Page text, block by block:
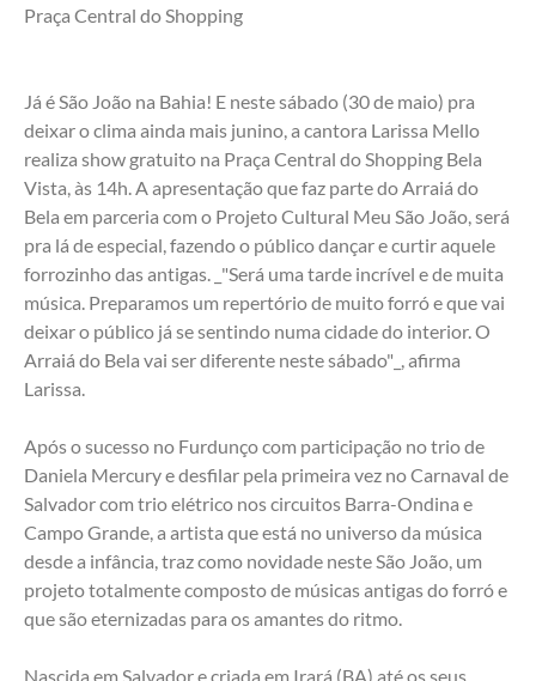
Praça Central do Shopping
Já é São João na Bahia! E neste sábado (30 de maio) pra
deixar o clima ainda mais junino, a cantora Larissa Mello
realiza show gratuito na Praça Central do Shopping Bela
Vista, às 14h. A apresentação que faz parte do Arraiá do
Bela em parceria com o Projeto Cultural Meu São João, será
pra lá de especial, fazendo o público dançar e curtir aquele
forrozinho das antigas. _"Será uma tarde incrível e de muita
música. Preparamos um repertório de muito forró e que vai
deixar o público já se sentindo numa cidade do interior. O
Arraiá do Bela vai ser diferente neste sábado"_, afirma
Larissa.
Após o sucesso no Furdunço com participação no trio de
Daniela Mercury e desfilar pela primeira vez no Carnaval de
Salvador com trio elétrico nos circuitos Barra-Ondina e
Campo Grande, a artista que está no universo da música
desde a infância, traz como novidade neste São João, um
projeto totalmente composto de músicas antigas do forró e
que são eternizadas para os amantes do ritmo.
Nascida em Salvador e criada em Irará (BA) até os seus